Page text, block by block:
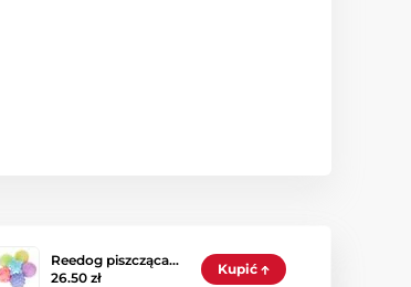
Reedog piszcząca…
26.50 zł
Kupić